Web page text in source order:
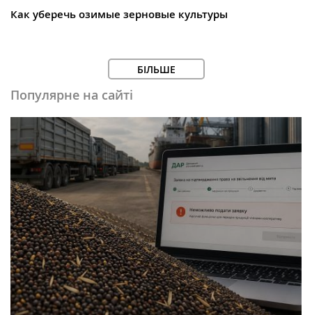
Как уберечь озимые зерновые культуры
БІЛЬШЕ
Популярне на сайті